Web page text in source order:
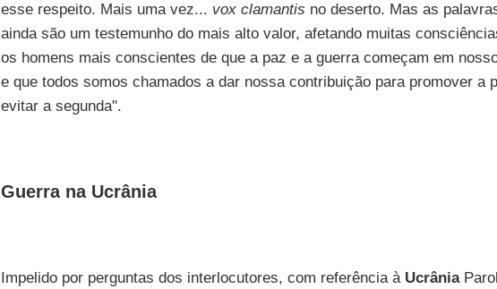
esse respeito. Mais uma vez... vox clamantis no deserto. Mas as
ainda são um testemunho do mais alto valor, afetando muitas
os homens mais conscientes de que a paz e a guerra começam em
e que todos somos chamados a dar nossa contribuição para promover a
evitar a segunda".
Guerra na Ucrânia
Impelido por perguntas dos interlocutores, com referência à Ucrânia